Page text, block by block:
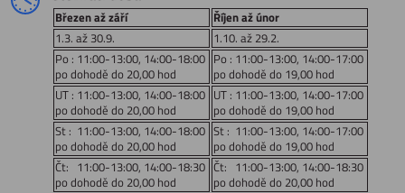
Březen až září
Říjen až únor
1.3. až 30.9.
1.10. až 29.2.
Po : 11:00-13:00, 14:00-18:00
po dohodě do 20,00 hod
Po : 11:00-13:00, 14:00-17:00
po dohodě do 19,00 hod
UT : 11:00-13:00, 14:00-18:00
po dohodě do 20,00 hod
UT : 11:00-13:00, 14:00-17:00
po dohodě do 19,00 hod
St : 11:00-13:00, 14:00-18:00
po dohodě do 20,00 hod
St : 11:00-13:00, 14:00-17:00
po dohodě do 19,00 hod
Čt: 11:00-13:00, 14:00-18:30
po dohodě do 20,00 hod
Čt: 11:00-13:00, 14:00-18:30
po dohodě do 20,00 hod